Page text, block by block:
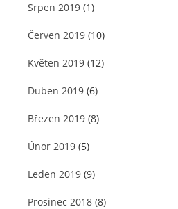
Srpen 2019 (1)
Červen 2019 (10)
Květen 2019 (12)
Duben 2019 (6)
Březen 2019 (8)
Únor 2019 (5)
Leden 2019 (9)
Prosinec 2018 (8)